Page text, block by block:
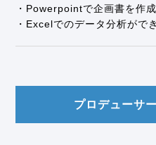
・Powerpointで企画書を作
・Excelでのデータ分析がで
プロデューサ